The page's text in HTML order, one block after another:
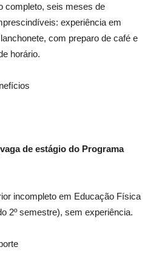
completo, seis meses de
experiência em
com preparo de café e
horário.
de estágio do Programa
incompleto em Educação Física
2º semestre), sem experiência.